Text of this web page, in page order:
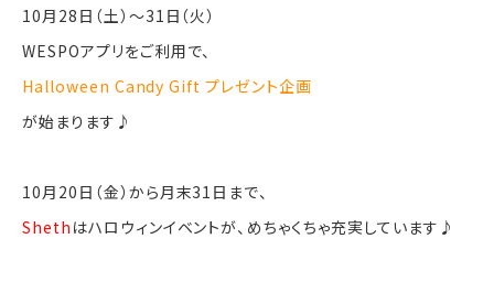
10月28日（土）～31日（火）
WESPOアプリをご利用で、
Halloween Candy Gift プレゼント企画
が始まります♪
10月20日（金）から月末31日まで、
Sheth はハロウィンイベントが、めちゃくちゃ充実しています♪